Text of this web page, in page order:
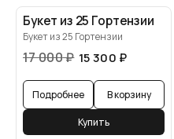
Букет из 25 Гортензии
Букет из 25 Гортензии
17 000₽ 15 300 ₽
Подробнее В корзину
Купить